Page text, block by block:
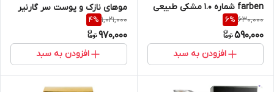
farben شماره 1.0 مشکی طبیعی
مجموعه ۲ عددی حجم ۱۵۰ میل
630,000
6%
590,000
افزودن به سبد
موهای نازک و پوست سر گارنیر
GARNIER حاوی جو دوسر و شیر
Therapy حجم 400 میل
1,021,000
4%
970,000
افزودن به سبد